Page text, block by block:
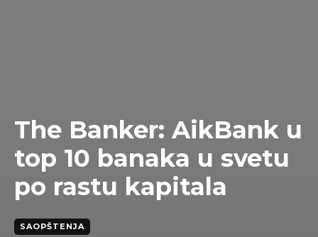
The Banker: AikBank u
top 10 banaka u svetu
po rastu kapitala
SAOPŠTENJA